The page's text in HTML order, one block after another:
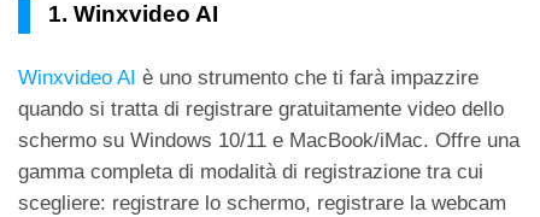
1. Winxvideo AI
Winxvideo AI è uno strumento che ti farà impazzire
quando si tratta di registrare gratuitamente video dello
schermo su Windows 10/11 e MacBook/iMac. Offre una
gamma completa di modalità di registrazione tra cui
scegliere: registrare lo schermo, registrare la webcam